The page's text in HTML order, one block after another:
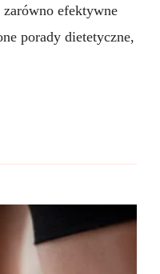
efektywne
porady dietetyczne,